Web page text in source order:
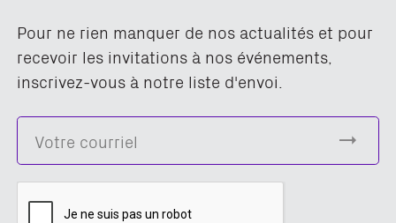
Pour ne rien manquer de nos actualités et pour
recevoir les invitations à nos événements,
inscrivez-vous à notre liste d'envoi.